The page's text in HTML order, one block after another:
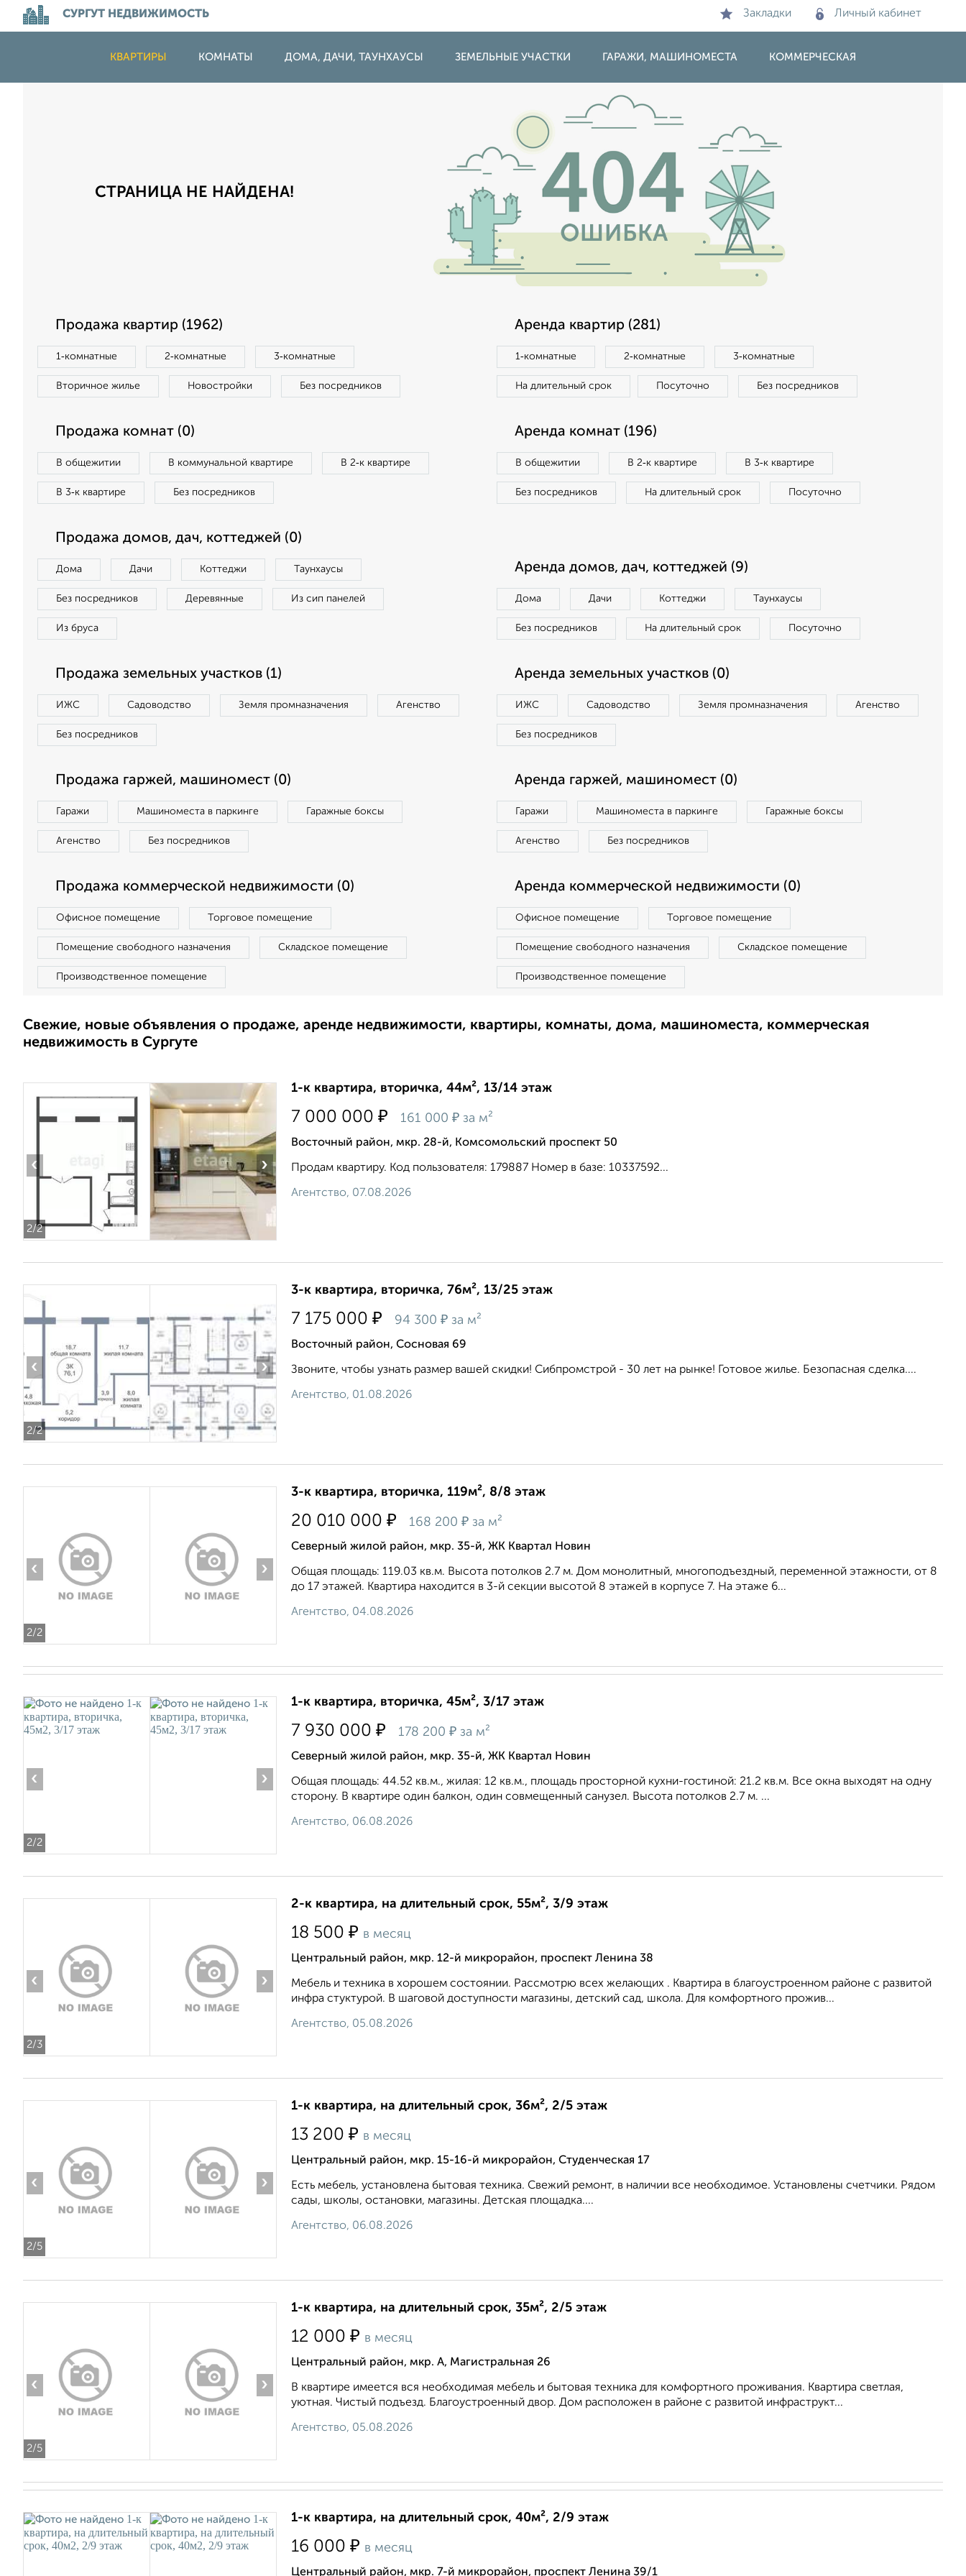
СУРГУТ НЕДВИЖИМОСТЬ Закладки Личный кабинет
КВАРТИРЫ КОМНАТЫ ДОМА, ДАЧИ, ТАУНХАУСЫ ЗЕМЕЛЬНЫЕ УЧАСТКИ ГАРАЖИ, МАШИНОМЕСТА КОММЕРЧЕСКАЯ
СТРАНИЦА НЕ НАЙДЕНА!
Продажа квартир (1962)
1‑комнатные 2‑комнатные 3‑комнатные
Вторичное жилье Новостройки Без посредников
Аренда квартир (281)
1‑комнатные 2‑комнатные 3‑комнатные
На длительный срок Посуточно Без посредников
Продажа комнат (0)
В общежитии В коммунальной квартире В 2‑к квартире
В 3‑к квартире Без посредников
Аренда комнат (196)
В общежитии В 2‑к квартире В 3‑к квартире
Без посредников На длительный срок Посуточно
Продажа домов, дач, коттеджей (0)
Дома Дачи Коттеджи Таунхаусы
Без посредников Деревянные Из сип панелей
Из бруса
Аренда домов, дач, коттеджей (9)
Дома Дачи Коттеджи Таунхаусы
Без посредников На длительный срок Посуточно
Продажа земельных участков (1)
ИЖС Садоводство Земля промназначения Агенство
Без посредников
Аренда земельных участков (0)
ИЖС Садоводство Земля промназначения Агенство
Без посредников
Продажа гаржей, машиномест (0)
Гаражи Машиноместа в паркинге Гаражные боксы
Агенство Без посредников
Аренда гаржей, машиномест (0)
Гаражи Машиноместа в паркинге Гаражные боксы
Агенство Без посредников
Продажа коммерческой недвижимости (0)
Офисное помещение Торговое помещение
Помещение свободного назначения Складское помещение
Производственное помещение
Аренда коммерческой недвижимости (0)
Офисное помещение Торговое помещение
Помещение свободного назначения Складское помещение
Производственное помещение
Свежие, новые объявления о продаже, аренде недвижимости, квартиры, комнаты, дома, машиноместа, коммерческая
недвижимость в Сургуте
2/2
‹ ›
1-к квартира, вторичка, 44м², 13/14 этаж
7 000 000 ₽ 161 000 ₽ за м²
Восточный район, мкр. 28-й, Комсомольский проспект 50
Продам квартиру. Код пользователя: 179887 Номер в базе: 10337592...
Агентство, 07.08.2026
2/2
‹ ›
3-к квартира, вторичка, 76м², 13/25 этаж
7 175 000 ₽ 94 300 ₽ за м²
Восточный район, Сосновая 69
Звоните, чтобы узнать размер вашей скидки! Сибпромстрой - 30 лет на рынке! Готовое жилье. Безопасная сделка....
Агентство, 01.08.2026
2/2
‹ ›
3-к квартира, вторичка, 119м², 8/8 этаж
20 010 000 ₽ 168 200 ₽ за м²
Северный жилой район, мкр. 35-й, ЖК Квартал Новин
Общая площадь: 119.03 кв.м. Высота потолков 2.7 м. Дом монолитный, многоподъездный, переменной этажности, от 8
до 17 этажей. Квартира находится в 3-й секции высотой 8 этажей в корпусе 7. На этаже 6...
Агентство, 04.08.2026
2/2
‹ ›
1-к квартира, вторичка, 45м², 3/17 этаж
7 930 000 ₽ 178 200 ₽ за м²
Северный жилой район, мкр. 35-й, ЖК Квартал Новин
Общая площадь: 44.52 кв.м., жилая: 12 кв.м., площадь просторной кухни-гостиной: 21.2 кв.м. Все окна выходят на одну
сторону. В квартире один балкон, один совмещенный санузел. Высота потолков 2.7 м. ...
Агентство, 06.08.2026
2/3
‹ ›
2-к квартира, на длительный срок, 55м², 3/9 этаж
18 500 ₽ в месяц
Центральный район, мкр. 12-й микрорайон, проспект Ленина 38
Мебель и техника в хорошем состоянии. Рассмотрю всех желающих . Квартира в благоустроенном районе с развитой
инфра стуктурой. В шаговой доступности магазины, детский сад, школа. Для комфортного прожив...
Агентство, 05.08.2026
2/5
‹ ›
1-к квартира, на длительный срок, 36м², 2/5 этаж
13 200 ₽ в месяц
Центральный район, мкр. 15-16-й микрорайон, Студенческая 17
Есть мебель, установлена бытовая техника. Свежий ремонт, в наличии все необходимое. Установлены счетчики. Рядом
сады, школы, остановки, магазины. Детская площадка....
Агентство, 06.08.2026
2/5
‹ ›
1-к квартира, на длительный срок, 35м², 2/5 этаж
12 000 ₽ в месяц
Центральный район, мкр. А, Магистральная 26
В квартире имеется вся необходимая мебель и бытовая техника для комфортного проживания. Квартира светлая,
уютная. Чистый подъезд. Благоустроенный двор. Дом расположен в районе с развитой инфраструкт...
Агентство, 05.08.2026
1-к квартира, на длительный срок, 40м², 2/9 этаж
16 000 ₽ в месяц
Центральный район, мкр. 7-й микрорайон, проспект Ленина 39/1